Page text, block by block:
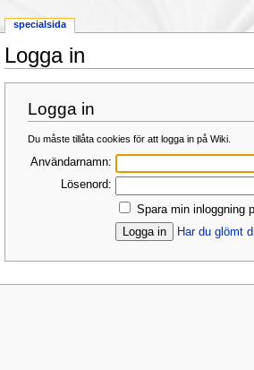
Logga in
Logga in
Du måste tillåta cookies för att logga in på Wiki.
Användarnamn:
Lösenord:
Spara min inloggning
Har du glömt
specialsida